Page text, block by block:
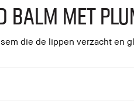
Balm met
die de lippen verzacht en